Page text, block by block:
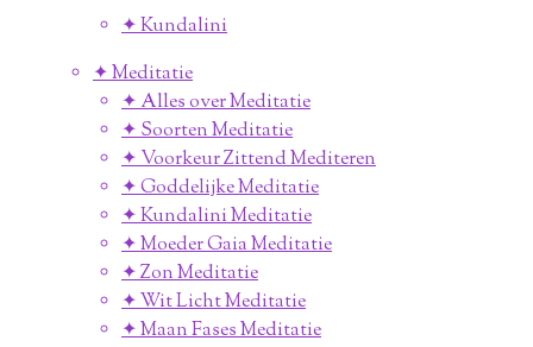
✦ Kundalini
✦ Meditatie
✦ Alles over Meditatie
✦ Soorten Meditatie
✦ Voorkeur Zittend Mediteren
✦ Goddelijke Meditatie
✦ Kundalini Meditatie
✦ Moeder Gaia Meditatie
✦ Zon Meditatie
✦ Wit Licht Meditatie
✦ Maan Fases Meditatie